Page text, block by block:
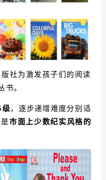
社为激发孩子们的阅读
。
级， 逐步递增难度分别适
市面上少数纪实风格的